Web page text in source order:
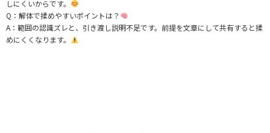
しにくいからです。
Q：解体で揉めやすいポイントは？
A：範囲の認識ズレと、引き渡し説明不足です。前提を文章にして共有すると揉
めにくくなります。